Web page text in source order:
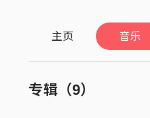
主页 音乐
专辑（9）